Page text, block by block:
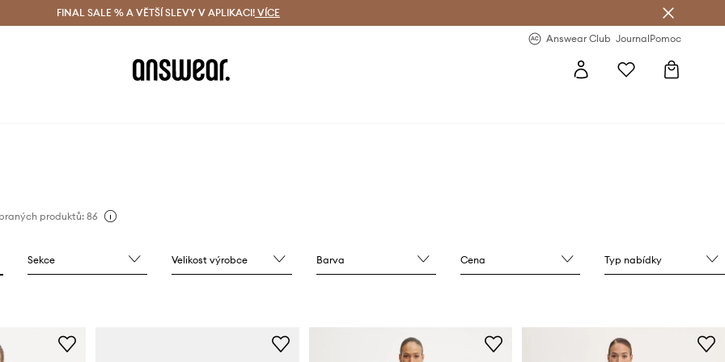
zdarma (od 1800 Kč) Doručení i do 24 h
FINAL SALE % A VĚTŠÍ SLEVY V APLIKACI! VÍCE
Answear Club JournalPomoc
produktů: 86
Sekce Velikost výrobce Barva Cena Typ nabídky